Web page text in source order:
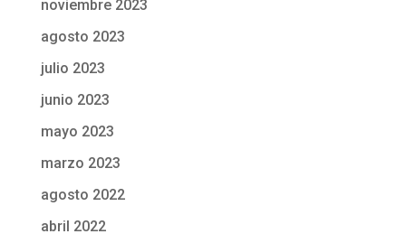
noviembre 2023
agosto 2023
julio 2023
junio 2023
mayo 2023
marzo 2023
agosto 2022
abril 2022